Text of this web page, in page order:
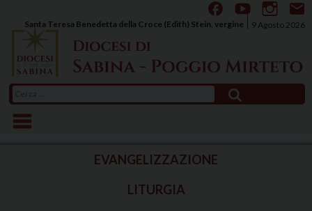
content
9 Agosto 2026
Santa Teresa Benedetta della Croce (Edith) Stein, vergine
per:
EVANGELIZZAZIONE
LITURGIA